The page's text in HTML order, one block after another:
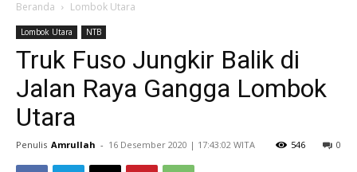
Beranda Lombok Utara
Lombok Utara NTB
Truk Fuso Jungkir Balik di
Jalan Raya Gangga Lombok
Utara
Penulis Amrullah - ​16 Desember 2020 | 17:43:02 WITA 0
546